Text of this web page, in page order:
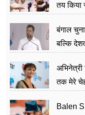
तय किया
बंगाल
बल्कि
तक मेरे
Balen